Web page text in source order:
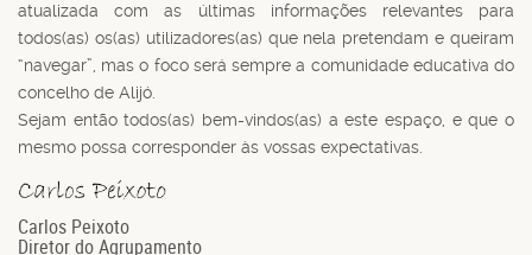
atualizada com as últimas informações relevantes para
todos(as) os(as) utilizadores(as) que nela pretendam e queiram
“navegar”, mas o foco será sempre a comunidade educativa do
concelho de Alijó.
Sejam então todos(as) bem-vindos(as) a este espaço, e que o
mesmo possa corresponder às vossas expectativas.
Carlos Peixoto
Diretor do Agrupamento